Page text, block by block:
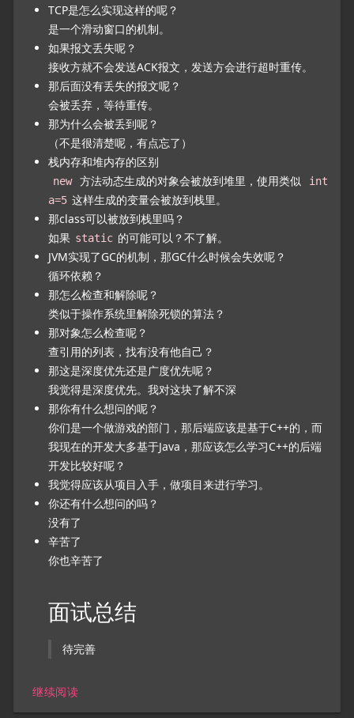
TCP是怎么实现这样的呢？
是一个滑动窗口的机制。
如果报文丢失呢？
接收方就不会发送ACK报文，发送方会进行超时重传。
那后面没有丢失的报文呢？
会被丢弃，等待重传。
那为什么会被丢到呢？
（不是很清楚呢，有点忘了）
栈内存和堆内存的区别
new 方法动态生成的对象会被放到堆里，使用类似
int
a=5 这样生成的变量会被放到栈里。
那class可以被放到栈里吗？
如果 static 的可能可以？不了解。
JVM实现了GC的机制，那GC什么时候会失效呢？
循环依赖？
那怎么检查和解除呢？
类似于操作系统里解除死锁的算法？
那对象怎么检查呢？
查引用的列表，找有没有他自己？
那这是深度优先还是广度优先呢？
我觉得是深度优先。我对这块了解不深
那你有什么想问的呢？
你们是一个做游戏的部门，那后端应该是基于C++的，而
我现在的开发大多基于Java，那应该怎么学习C++的后端
开发比较好呢？
我觉得应该从项目入手，做项目来进行学习。
你还有什么想问的吗？
没有了
辛苦了
你也辛苦了
面试总结
待完善
继续阅读